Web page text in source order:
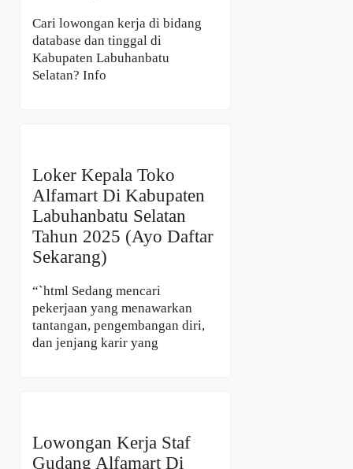
Cari lowongan kerja di bidang
database dan tinggal di
Kabupaten Labuhanbatu
Selatan? Info
Loker Kepala Toko
Alfamart Di Kabupaten
Labuhanbatu Selatan
Tahun 2025 (Ayo Daftar
Sekarang)
“`html Sedang mencari
pekerjaan yang menawarkan
tantangan, pengembangan diri,
dan jenjang karir yang
Lowongan Kerja Staf
Gudang Alfamart Di